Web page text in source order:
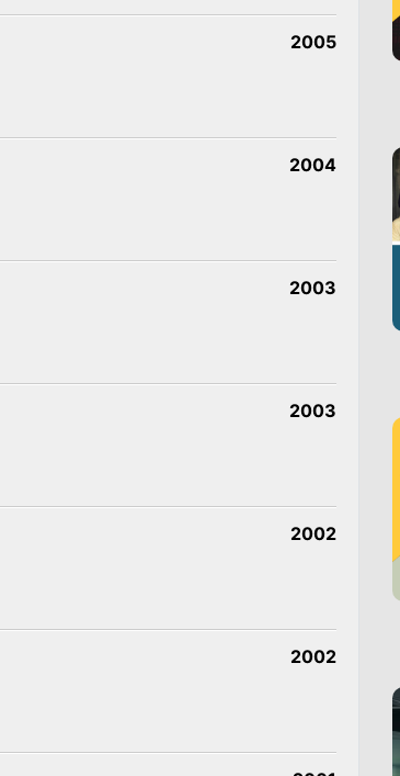
2005
2004
2003
2003
2002
2002